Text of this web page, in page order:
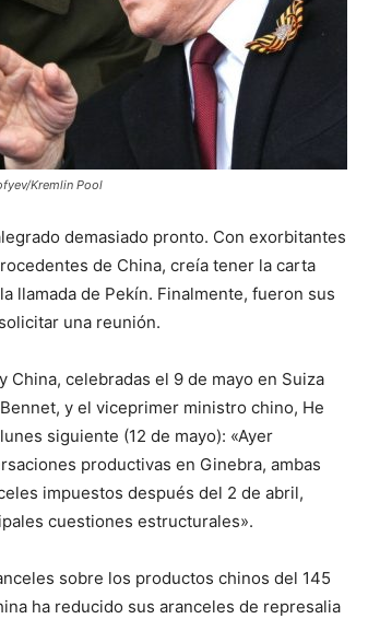
Kremlin Pool
demasiado pronto. Con exorbitantes
de China, creía tener la carta
llamada de Pekín. Finalmente, fueron sus
una reunión.
celebradas el 9 de mayo en Suiza
y el viceprimer ministro chino, He
siguiente (12 de mayo): «Ayer
productivas en Ginebra, ambas
impuestos después del 2 de abril,
cuestiones estructurales».
sobre los productos chinos del 145
ha reducido sus aranceles de represalia